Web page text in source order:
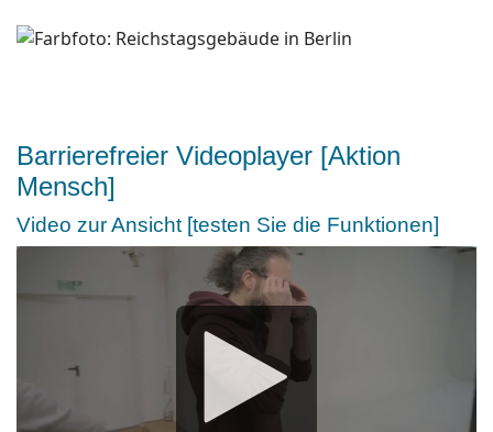
Barrierefreier Videoplayer [Aktion
Mensch]
Video zur Ansicht [testen Sie die Funktionen]
Media